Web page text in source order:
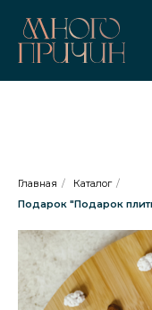
Главная / Каталог /
Подарок "Подарок